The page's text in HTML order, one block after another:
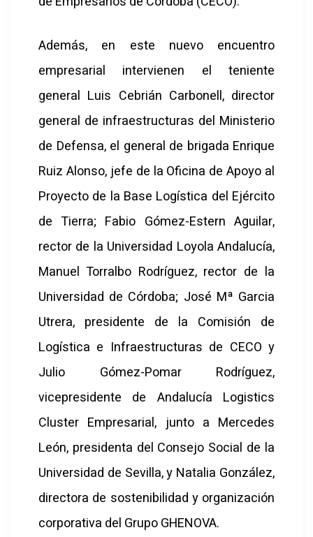
Además, en este nuevo encuentro
empresarial intervienen el teniente
general Luis Cebrián Carbonell, director
general de infraestructuras del Ministerio
de Defensa, el general de brigada Enrique
Ruiz Alonso, jefe de la Oficina de Apoyo al
Proyecto de la Base Logística del Ejército
de Tierra; Fabio Gómez-Estern Aguilar,
rector de la Universidad Loyola Andalucía,
Manuel Torralbo Rodríguez, rector de la
Universidad de Córdoba; José Mª Garcia
Utrera, presidente de la Comisión de
Logística e Infraestructuras de CECO y
Julio Gómez-Pomar Rodríguez,
vicepresidente de Andalucía Logistics
Cluster Empresarial, junto a Mercedes
León, presidenta del Consejo Social de la
Universidad de Sevilla, y Natalia González,
directora de sostenibilidad y organización
corporativa del Grupo GHENOVA.